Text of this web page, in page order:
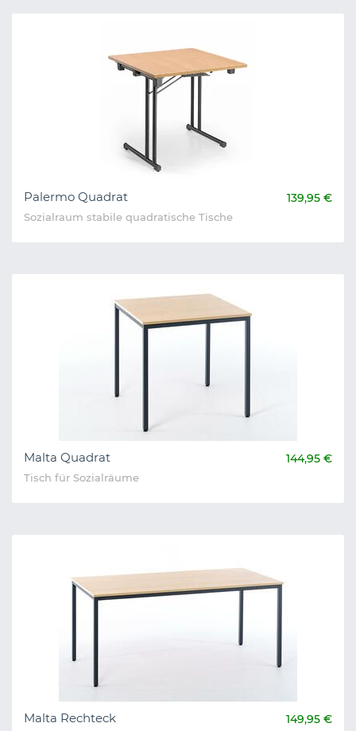
Palermo Quadrat 139,95 €
Sozialraum stabile quadratische Tische
Malta Quadrat 144,95 €
Tisch für Sozialräume
Malta Rechteck 149,95 €